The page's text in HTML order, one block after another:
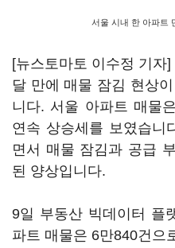
서울 시내 한 아파트
[뉴스토마토 이수정 기자
달 만에 매물 잠김 현상
니다. 서울 아파트 매물
연속 상승세를 보였습니
면서 매물 잠김과 공급
된 양상입니다.
9일 부동산 빅데이터 플
파트 매물은 6만840건으